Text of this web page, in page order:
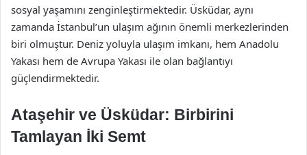
sosyal yaşamını zenginleştirmektedir. Üsküdar, aynı
zamanda İstanbul’un ulaşım ağının önemli merkezlerinden
biri olmuştur. Deniz yoluyla ulaşım imkanı, hem Anadolu
Yakası hem de Avrupa Yakası ile olan bağlantıyı
güçlendirmektedir.
Ataşehir ve Üsküdar: Birbirini
Tamlayan İki Semt